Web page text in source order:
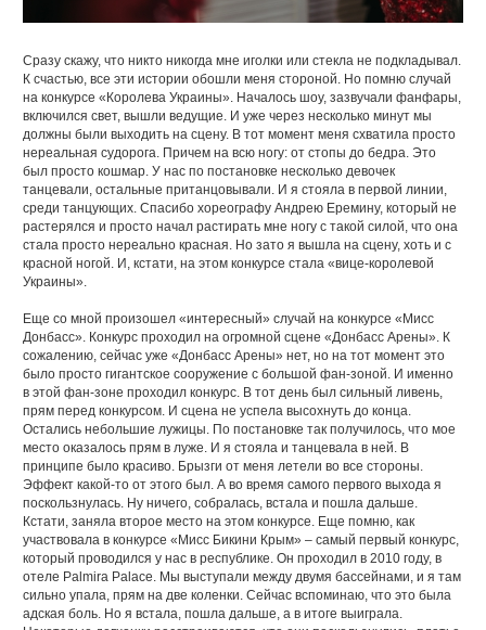
Сразу скажу, что никто никогда мне иголки или стекла не подкладывал.
К счастью, все эти истории обошли меня стороной. Но помню случай
на конкурсе «Королева Украины». Началось шоу, зазвучали фанфары,
включился свет, вышли ведущие. И уже через несколько минут мы
должны были выходить на сцену. В тот момент меня схватила просто
нереальная судорога. Причем на всю ногу: от стопы до бедра. Это
был просто кошмар. У нас по постановке несколько девочек
танцевали, остальные пританцовывали. И я стояла в первой линии,
среди танцующих. Спасибо хореографу Андрею Еремину, который не
растерялся и просто начал растирать мне ногу с такой силой, что она
стала просто нереально красная. Но зато я вышла на сцену, хоть и с
красной ногой. И, кстати, на этом конкурсе стала «вице-королевой
Украины».
Еще со мной произошел «интересный» случай на конкурсе «Мисс
Донбасс». Конкурс проходил на огромной сцене «Донбасс Арены». К
сожалению, сейчас уже «Донбасс Арены» нет, но на тот момент это
было просто гигантское сооружение с большой фан-зоной. И именно
в этой фан-зоне проходил конкурс. В тот день был сильный ливень,
прям перед конкурсом. И сцена не успела высохнуть до конца.
Остались небольшие лужицы. По постановке так получилось, что мое
место оказалось прям в луже. И я стояла и танцевала в ней. В
принципе было красиво. Брызги от меня летели во все стороны.
Эффект какой-то от этого был. А во время самого первого выхода я
поскользнулась. Ну ничего, собралась, встала и пошла дальше.
Кстати, заняла второе место на этом конкурсе. Еще помню, как
участвовала в конкурсе «Мисс Бикини Крым» – самый первый конкурс,
который проводился у нас в республике. Он проходил в 2010 году, в
отеле Palmira Palace. Мы выступали между двумя бассейнами, и я там
сильно упала, прям на две коленки. Сейчас вспоминаю, что это была
адская боль. Но я встала, пошла дальше, а в итоге выиграла.